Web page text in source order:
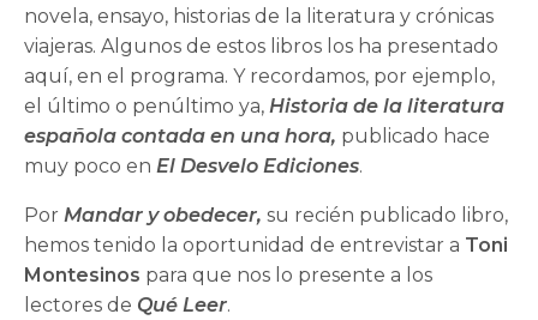
novela, ensayo, historias de la literatura y crónicas
viajeras. Algunos de estos libros los ha presentado
aquí, en el programa. Y recordamos, por ejemplo,
el último o penúltimo ya,Historia de la literatura
española contada en una hora, publicado hace
muy poco enEl Desvelo Ediciones.
PorMandar y obedecer, su recién publicado libro,
hemos tenido la oportunidad de entrevistar a Toni
Montesinos para que nos lo presente a los
lectores de Qué Leer.